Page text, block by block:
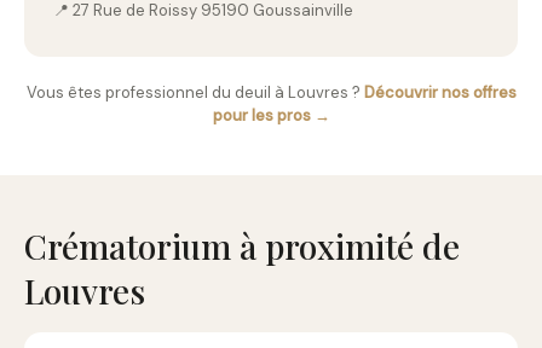
📍 27 Rue de Roissy 95190 Goussainville
Vous êtes professionnel du deuil à Louvres ? Découvrir nos offres
pour les pros →
Crématorium à proximité de
Louvres